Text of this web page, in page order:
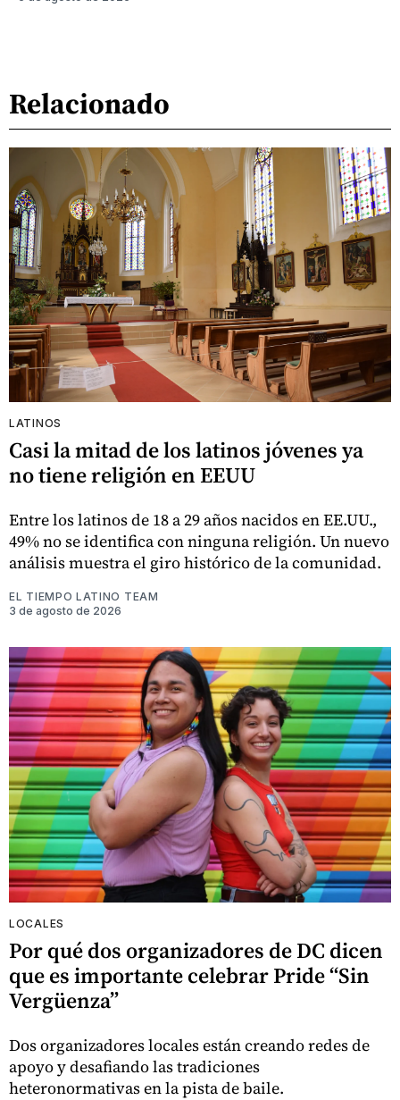
Relacionado
LATINOS
Casi la mitad de los latinos jóvenes ya
no tiene religión en EEUU
Entre los latinos de 18 a 29 años nacidos en EE.UU.,
49% no se identifica con ninguna religión. Un nuevo
análisis muestra el giro histórico de la comunidad.
EL TIEMPO LATINO TEAM
3 de agosto de 2026
LOCALES
Por qué dos organizadores de DC dicen
que es importante celebrar Pride “Sin
Vergüenza”
Dos organizadores locales están creando redes de
apoyo y desafiando las tradiciones
heteronormativas en la pista de baile.